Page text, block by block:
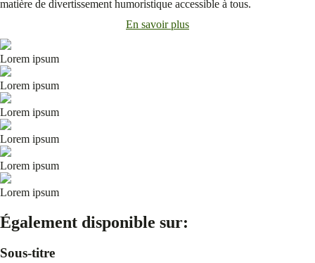
matière de divertissement humoristique accessible à tous.
En savoir plus
Lorem ipsum
Lorem ipsum
Lorem ipsum
Lorem ipsum
Lorem ipsum
Lorem ipsum
Également disponible sur:
Sous-titre